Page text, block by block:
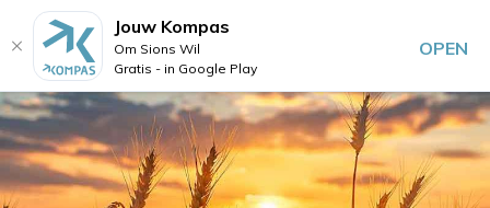
Jouw Kompas
Om Sions Wil
Gratis - in Google Play
OPEN